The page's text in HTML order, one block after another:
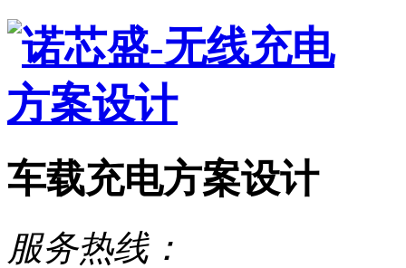
车载充电方案设计
服务热线：